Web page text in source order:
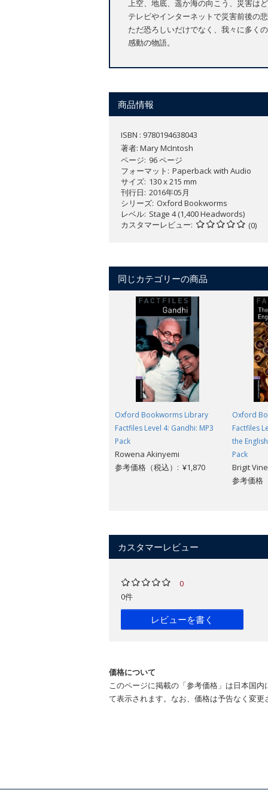
上空、地底、遥か海の向こう、災害は
テレビやインターネットで災害前後の
ただ恐ろしいだけでなく、我々に多く
感動の物語。
商品情報
ISBN : 9780194638043
著者: Mary McIntosh
ページ 96 ページ
フォーマット
Paperback with Audio
サイズ 130 x 215 mm
刊行日 2016年05月
シリーズ Oxford Bookworms
レベル Stage 4 (1,400 Headwords)
カスタマーレビュー
(0)
同じカテゴリーの商品
Oxford Bookworms Library
Factfiles Level 4: Gandhi: MP3
Pack
Rowena Akinyemi
参考価格（税込）: ¥1,870
Oxford
Factfiles
the
Pack
Brigit
参考価格
カスタマーレビュー
0
0件
レビューを書く
価格について
このページに掲載の「参考価格」は日本国
て表示されます。なお、価格は予告なく変